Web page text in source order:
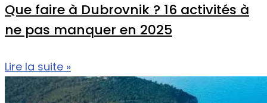
Que faire à Dubrovnik ? 16 activités à
ne pas manquer en 2025
Lire la suite »